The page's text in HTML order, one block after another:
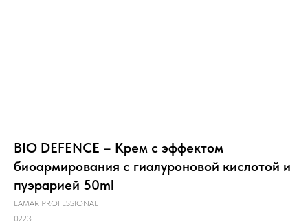
BIO DEFENCE – Крем с эффектом
биоармирования с гиалуроновой кислотой и
пуэрарией 50ml
LAMAR PROFESSIONAL
0223